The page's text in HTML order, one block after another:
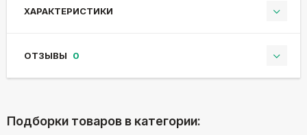
ХАРАКТЕРИСТИКИ
ОТЗЫВЫ 0
Подборки товаров в категории: